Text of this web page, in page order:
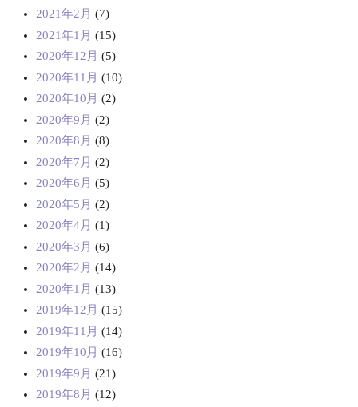
2021年2月 (7)
2021年1月 (15)
2020年12月 (5)
2020年11月 (10)
2020年10月 (2)
2020年9月 (2)
2020年8月 (8)
2020年7月 (2)
2020年6月 (5)
2020年5月 (2)
2020年4月 (1)
2020年3月 (6)
2020年2月 (14)
2020年1月 (13)
2019年12月 (15)
2019年11月 (14)
2019年10月 (16)
2019年9月 (21)
2019年8月 (12)